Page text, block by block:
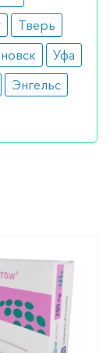
Тверь
Уфа
Энгельс